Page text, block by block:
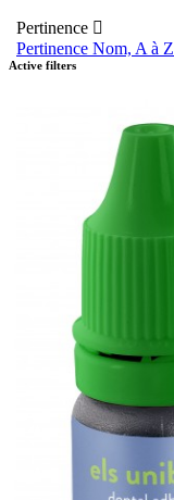
Pertinence 
Pertinence Nom, A à Z
Active filters